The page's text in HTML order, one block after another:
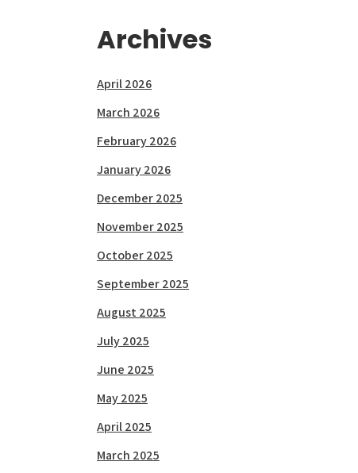
Archives
April 2026
March 2026
February 2026
January 2026
December 2025
November 2025
October 2025
September 2025
August 2025
July 2025
June 2025
May 2025
April 2025
March 2025